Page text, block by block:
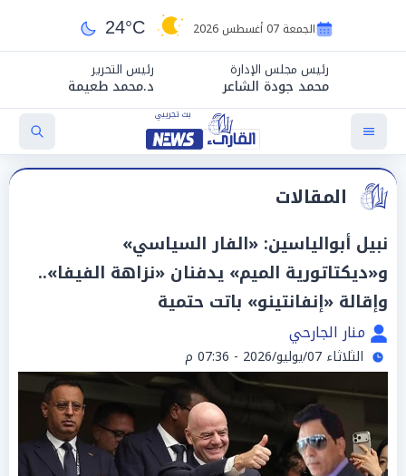
الجمعة 07 أغسطس 2026 24°C
رئيس مجلس الإدارة
محمد جودة الشاعر
رئيس التحرير
د.محمد طعيمة
المقالات
نبيل أبوالياسين: «الفار السياسي»
و«ديكتاتورية الميم» يدفنان «نزاهة الفيفا»..
وإقالة «إنفانتينو» باتت حتمية
منار الجارحي
الثلاثاء 07/يوليو/2026 - 07:36 م